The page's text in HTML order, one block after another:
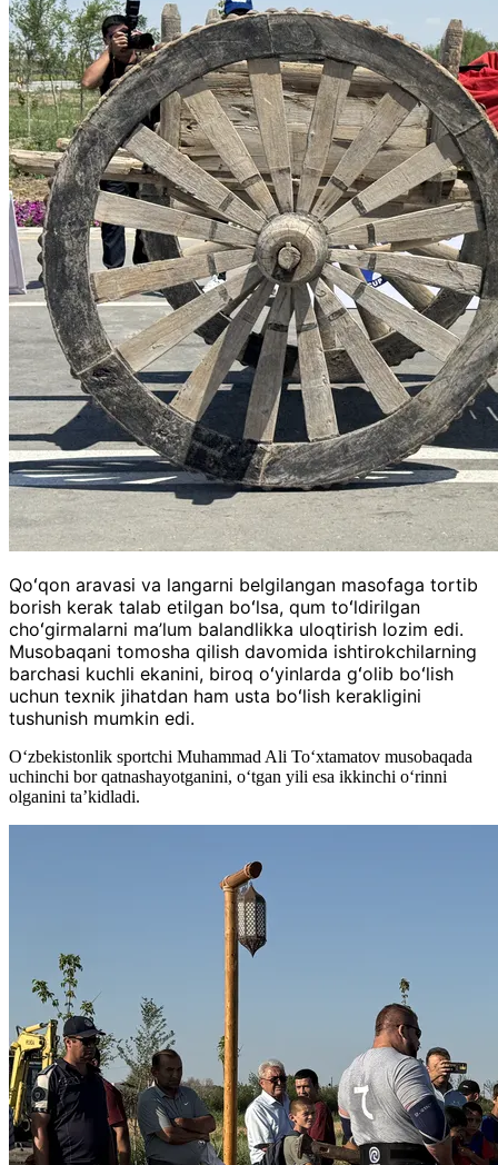
Qoʻqon aravasi va langarni belgilangan masofaga tortib
borish kerak talab etilgan boʻlsa, qum toʻldirilgan
choʻgirmalarni ma’lum balandlikka uloqtirish lozim edi.
Musobaqani tomosha qilish davomida ishtirokchilarning
barchasi kuchli ekanini, biroq oʻyinlarda gʻolib boʻlish
uchun texnik jihatdan ham usta boʻlish kerakligini
tushunish mumkin edi.
Oʻzbekistonlik sportchi Muhammad Ali Toʻxtamatov musobaqada
uchinchi bor qatnashayotganini, oʻtgan yili esa ikkinchi oʻrinni
olganini ta’kidladi.